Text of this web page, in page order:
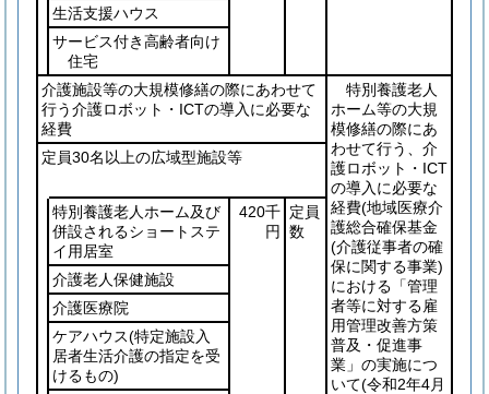
生活支援ハウス
サービス付き高齢者向け
住宅
介護施設等の大規模修繕の際にあわせて
行う介護ロボット・ICTの導入に必要な
経費
特別養護老人
ホーム等の大規
模修繕の際にあ
わせて行う、介
護ロボット・ICT
の導入に必要な
経費(地域医療介
護総合確保基金
(介護従事者の確
保に関する事業)
における「管理
者等に対する雇
用管理改善方策
普及・促進事
業」の実施につ
いて(令和2年4月
定員30名以上の広域型施設等
特別養護老人ホーム及び
併設されるショートステ
イ用居室
420千
円
定員
数
介護老人保健施設
介護医療院
ケアハウス(特定施設入
居者生活介護の指定を受
けるもの)